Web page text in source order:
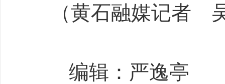
（黄石融媒记者
编辑：严逸亭